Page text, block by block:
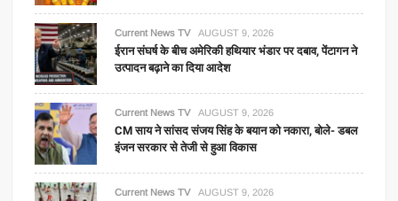
Current News TV AUGUST 9, 2026
ईरान संघर्ष के बीच अमेरिकी हथियार भंडार पर दबाव, पेंटागन ने
उत्पादन बढ़ाने का दिया आदेश
Current News TV AUGUST 9, 2026
CM साय ने सांसद संजय सिंह के बयान को नकारा, बोले- डबल
इंजन सरकार से तेजी से हुआ विकास
Current News TV AUGUST 9, 2026